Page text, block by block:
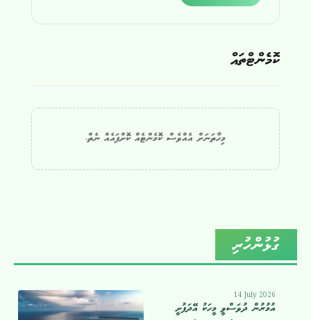
ކޮމެންޓްތައް
މިހާތަނަށް އެއްވެސް ކޮމެންޓެއް ކޮށްފައެއް ނެތް.
ގުޅުންހުރި
14 July 2026
އުމުރުން ދުވަސްވީ މީހަކު އޭދަފުށީ